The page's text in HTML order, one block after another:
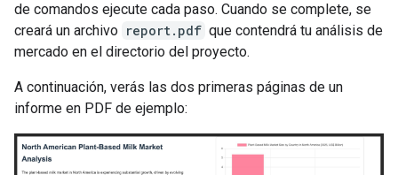
de comandos ejecute cada paso. Cuando se complete, se
creará un archivo report.pdf que contendrá tu análisis de
mercado en el directorio del proyecto.
A continuación, verás las dos primeras páginas de un
informe en PDF de ejemplo: